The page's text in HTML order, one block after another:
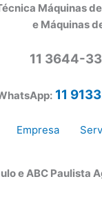
Máquinas
e Máquinas
11 3644-
11
Empresa
e ABC Paulista